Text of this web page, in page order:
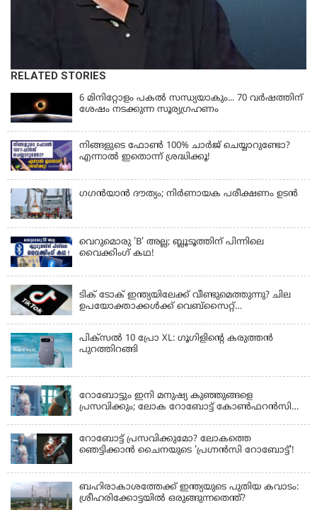
RELATED STORIES
6 മിനിറ്റോളം പകൽ സന്ധ്യയാകും... 70 വർഷത്തിന്
ശേഷം നടക്കുന്ന സൂര്യഗ്രഹണം
നിങ്ങളുടെ ഫോൺ 100% ചാർജ് ചെയ്യാറുണ്ടോ?
എന്നാൽ ഇതൊന്ന് ശ്രദ്ധിക്കൂ!
ഗഗന്‍യാന്‍ ദൗത്യം; നിര്‍ണായക പരീക്ഷണം ഉടന്‍
വെറുമൊരു 'B' അല്ല; ബ്ലൂടൂത്തിന് പിന്നിലെ
വൈക്കിംഗ് കഥ!
ടിക് ടോക് ഇന്ത്യയിലേക്ക് വീണ്ടുമെത്തുന്നു? ചില
ഉപയോക്താക്കൾക്ക് വെബ്സൈറ്റ്
പിക്സൽ 10 പ്രോ XL: ഗൂഗിളിന്റെ കരുത്തൻ
പുറത്തിറങ്ങി
റോബോട്ടും ഇനി മനുഷ്യ കുഞ്ഞുങ്ങളെ
പ്രസവിക്കും; ലോക റോബോട്ട് കോണ്‍ഫറന്‍സില്‍
റോബോട്ട് പ്രസവിക്കുമോ? ലോകത്തെ
ഞെട്ടിക്കാൻ ചൈനയുടെ 'പ്രഗ്നൻസി റോബോട്ട്'!
ബഹിരാകാശത്തേക്ക് ഇന്ത്യയുടെ പുതിയ കവാടം:
ശ്രീഹരിക്കോട്ടയിൽ ഒരുങ്ങുന്നതെന്ത്?